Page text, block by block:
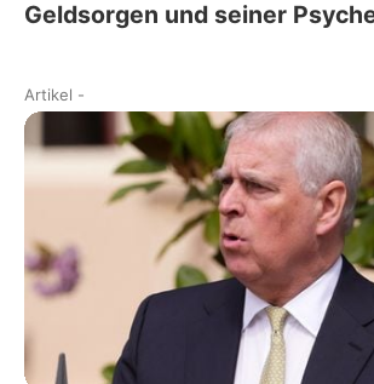
Geldsorgen und seiner
Artikel -